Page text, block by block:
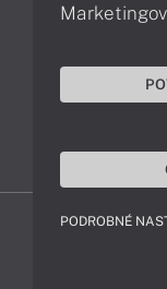
043
ACER-
PODROBNÉ